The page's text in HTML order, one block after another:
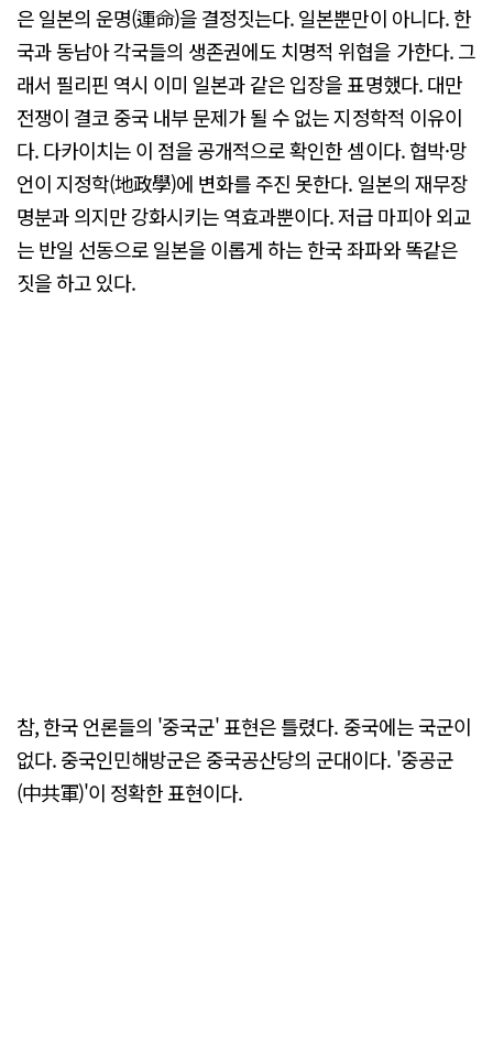
은 일본의 운명(運命)을 결정짓는다. 일본뿐만이 아니다. 한
국과 동남아 각국들의 생존권에도 치명적 위협을 가한다. 그
래서 필리핀 역시 이미 일본과 같은 입장을 표명했다. 대만
전쟁이 결코 중국 내부 문제가 될 수 없는 지정학적 이유이
다. 다카이치는 이 점을 공개적으로 확인한 셈이다. 협박·망
언이 지정학(地政學)에 변화를 주진 못한다. 일본의 재무장
명분과 의지만 강화시키는 역효과뿐이다. 저급 마피아 외교
는 반일 선동으로 일본을 이롭게 하는 한국 좌파와 똑같은
짓을 하고 있다.
참, 한국 언론들의 '중국군' 표현은 틀렸다. 중국에는 국군이
없다. 중국인민해방군은 중국공산당의 군대이다. '중공군
(中共軍)'이 정확한 표현이다.